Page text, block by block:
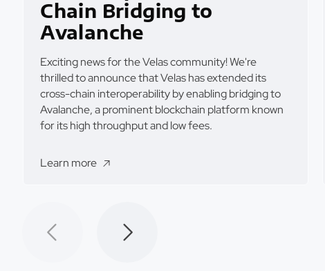
Chain Bridging to
Avalanche
Exciting news for the Velas community! We're
thrilled to announce that Velas has extended its
cross-chain interoperability by enabling bridging to
Avalanche, a prominent blockchain platform known
for its high throughput and low fees.
Learn more